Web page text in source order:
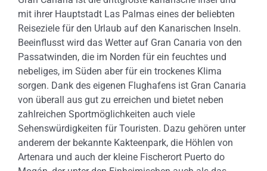
mit ihrer Hauptstadt Las Palmas eines der beliebten
Reiseziele für den Urlaub auf den Kanarischen Inseln.
Beeinflusst wird das Wetter auf Gran Canaria von den
Passatwinden, die im Norden für ein feuchtes und
nebeliges, im Süden aber für ein trockenes Klima
sorgen. Dank des eigenen Flughafens ist Gran Canaria
von überall aus gut zu erreichen und bietet neben
zahlreichen Sportmöglichkeiten auch viele
Sehenswürdigkeiten für Touristen. Dazu gehören unter
anderem der bekannte Kakteenpark, die Höhlen von
Artenara und auch der kleine Fischerort Puerto do